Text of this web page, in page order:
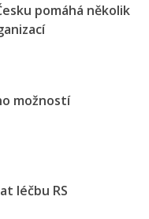
pomáhá několik
možností
léčbu RS